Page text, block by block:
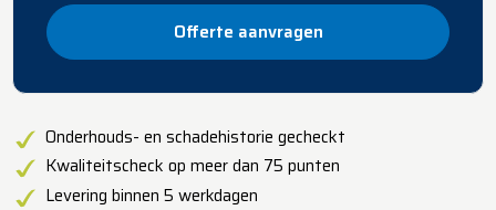
Offerte aanvragen
​Onderhouds- en schadehistorie gecheckt
Kwaliteitscheck op meer dan 75 punten
Levering binnen 5 werkdagen